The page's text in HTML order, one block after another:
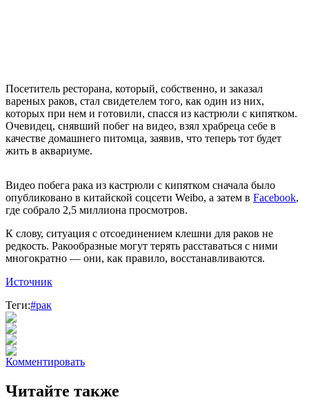
Посетитель ресторана, который, собственно, и заказал
вареных раков, стал свидетелем того, как один из них,
которых при нем и готовили, спасся из кастрюли с кипятком.
Очевидец, снявший побег на видео, взял храбреца себе в
качестве домашнего питомца, заявив, что теперь тот будет
жить в аквариуме.
Видео побега рака из кастрюли с кипятком сначала было
опубликовано в китайской соцсети Weibo, а затем в Facebook,
где собрало 2,5 миллиона просмотров.
К слову, ситуация с отсоединением клешни для раков не
редкость. Ракообразные могут терять расставаться с ними
многократно — они, как правило, восстанавливаются.
Источник
Теги:#рак
Комментировать
Читайте также